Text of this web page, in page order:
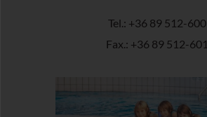
Tel.: +36 89 512-600
Fax.: +36 89 512-601